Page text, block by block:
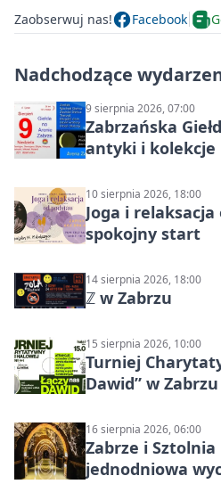
Zaobserwuj nas! Facebook
Nadchodzące
9 sierpnia 2026, 07:00
Zabrzańska
antyki i kolekcje
10 sierpnia 2026, 18:00
Joga i
spokojny start
14 sierpnia 2026, 18:00
ℤ w Zabrzu
15 sierpnia 2026, 10:00
Turniej
Dawid” w Zabrzu
16 sierpnia 2026, 06:00
Zabrze i
jednodniowa